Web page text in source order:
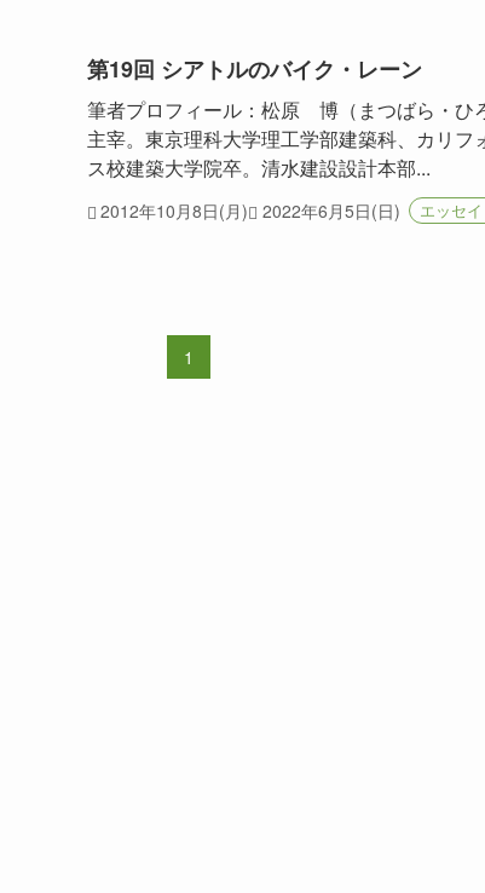
第19回 シアトルのバイク・レーン
筆者プロフィール：松原 博（まつばら・ひ
主宰。東京理科大学理工学部建築科、カリフ
ス校建築大学院卒。清水建設設計本部...
2012年10月8日(月) 2022年6月5日(日) エッセ
1